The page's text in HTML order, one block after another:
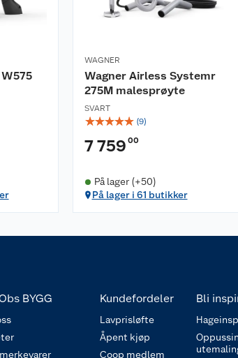
WAGNER
Wagner Airless Systemr
275M malesprøyte
SVART
☆☆☆☆☆ (9)
7 759 00
På lager (+50)
På lager i 61 butikker
BYGG Kundefordeler
Lavprisløfte
Åpent kjøp
Coop medlem
Bli